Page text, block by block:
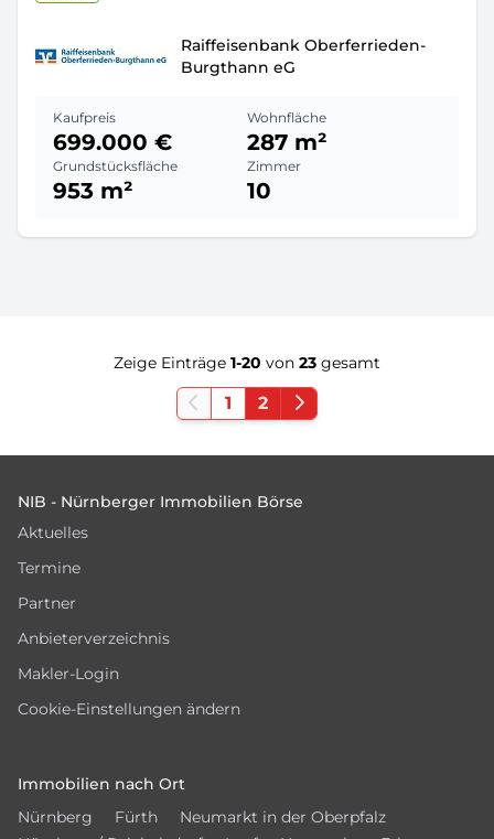
Raiffeisenbank Oberferrieden-
Burgthann eG
Kaufpreis
699.000 €
Wohnfläche
287 m²
Grundstücksfläche
953 m²
Zimmer
10
Zeige Einträge 1-20 von 23 gesamt
1 2
NIB - Nürnberger Immobilien Börse
Aktuelles
Termine
Partner
Anbieterverzeichnis
Makler-Login
Cookie-Einstellungen ändern
Immobilien nach Ort
Nürnberg
Fürth
Neumarkt in der Oberpfalz